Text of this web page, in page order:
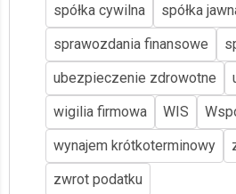
spółka cywilna
spółka
sprawozdania finansowe
ubezpieczenie zdrowotne
wigilia firmowa
WIS
wynajem krótkoterminowy
zwrot podatku